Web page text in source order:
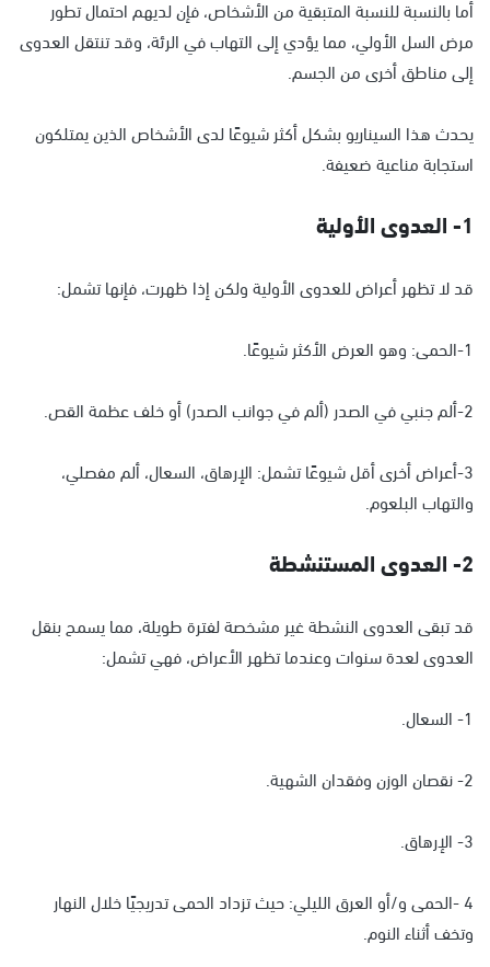
أما بالنسبة للنسبة المتبقية من الأشخاص، فإن لديهم احتمال تطور
مرض السل الأولي، مما يؤدي إلى التهاب في الرئة، وقد تنتقل العدوى
إلى مناطق أخرى من الجسم.
يحدث هذا السيناريو بشكل أكثر شيوعًا لدى الأشخاص الذين يمتلكون
استجابة مناعية ضعيفة.
1- العدوى الأولية
قد لا تظهر أعراض للعدوى الأولية ولكن إذا ظهرت، فإنها تشمل:
1-الحمى: وهو العرض الأكثر شيوعًا.
2-ألم جنبي في الصدر (ألم في جوانب الصدر) أو خلف عظمة القص.
3-أعراض أخرى أقل شيوعًا تشمل: الإرهاق، السعال، ألم مفصلي،
والتهاب البلعوم.
2- العدوى المستنشطة
قد تبقى العدوى النشطة غير مشخصة لفترة طويلة، مما يسمح بنقل
العدوى لعدة سنوات وعندما تظهر الأعراض، فهي تشمل:
1- السعال.
2- نقصان الوزن وفقدان الشهية.
3- الإرهاق.
4 -الحمى و/أو العرق الليلي: حيث تزداد الحمى تدريجيًا خلال النهار
وتخف أثناء النوم.